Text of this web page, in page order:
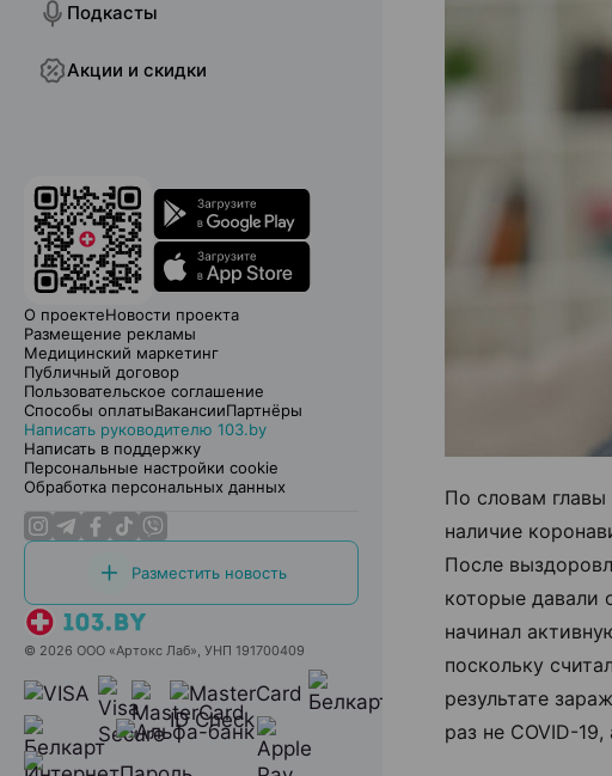
Подкасты
Акции и скидки
О проектеНовости проекта
Размещение рекламы
Медицинский маркетинг
Публичный договор
Пользовательское соглашение
Способы оплатыВакансииПартнёры
Написать руководителю 103.by
Написать в поддержку
Персональные настройки cookie
Обработка персональных данных
Разместить новость
© 2026 ООО «Артокс Лаб», УНП 191700409
По словам
наличие
После
которые давали
начинал
поскольку
результате
раз не COVID-